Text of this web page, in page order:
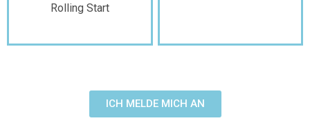
Rolling Start
ICH MELDE MICH AN